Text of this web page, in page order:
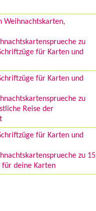
Weihnachtskarten,
zu
für Karten und
für Karten und
zu
Reise der
für Karten und
zu 15
für deine Karten